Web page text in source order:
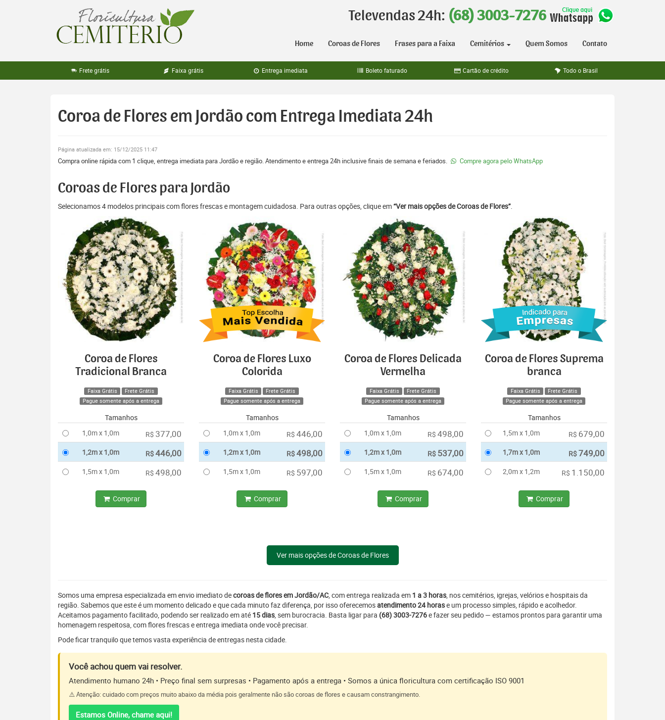
Televendas 24h: (68) 3003-7276
Home Coroas de Flores Frases para a Faixa Cemitérios Quem Somos Contato
Frete grátis Faixa grátis Entrega imediata Boleto faturado Cartão de crédito Todo o Brasil
Coroa de Flores em Jordão com Entrega Imediata 24h
Página atualizada em: 15/12/2025 11:47
Compra online rápida com 1 clique, entrega imediata para Jordão e região. Atendimento e entrega 24h inclusive finais de semana e feriados. Compre agora pelo WhatsApp
Coroas de Flores para Jordão
Selecionamos 4 modelos principais com flores frescas e montagem cuidadosa. Para outras opções, clique em“Ver mais opções de Coroas de Flores”.
Coroa de Flores
Tradicional Branca
Faixa Grátis
Frete Grátis
Pague somente após a entrega
Tamanhos
1,0m x 1,0m
R$ 377,00
1,2m x 1,0m R$446,00
1,5m x 1,0m R$ 498,00
Comprar
Coroa de Flores Luxo
Colorida
Faixa Grátis
Frete Grátis
Pague somente após a entrega
Tamanhos
1,0m x 1,0m
R$ 446,00
1,2m x 1,0m R$498,00
1,5m x 1,0m R$ 597,00
Comprar
Coroa de Flores Delicada
Vermelha
Faixa Grátis
Frete Grátis
Pague somente após a entrega
Tamanhos
1,0m x 1,0m
R$ 498,00
1,2m x 1,0m R$ 537,00
1,5m x 1,0m R$ 674,00
Comprar
Coroa de Flores Suprema
branca
Faixa Grátis
Frete Grátis
Pague somente após a entrega
Tamanhos
1,5m x 1,0m
R$ 679,00
1,7m x 1,0m R$749,00
2,0m x 1,2m R$ 1.150,00
Comprar
Ver mais opções de Coroas de Flores
Somos uma empresa especializada em envio imediato decoroas de flores em Jordão/AC, com entrega realizada em 1 a 3 horas, nos cemitérios, igrejas, velórios e hospitais da
região. Sabemos que este é um momento delicado e que cada minuto faz diferença, por isso oferecemosatendimento 24 horase um processo simples, rápido e acolhedor.
Aceitamos pagamento facilitado, podendo ser realizado em até 15 dias, sem burocracia. Basta ligar para (68) 3003-7276e fazer seu pedido — estamos prontos para garantir uma
homenagem respeitosa, com flores frescas e entrega imediata onde você precisar.
Pode ficar tranquilo que temos vasta experiência de entregas nesta cidade.
Você achou quem vai resolver.
Atendimento humano 24h • Preço final sem surpresas • Pagamento após a entrega • Somos a única floricultura com certificação ISO 9001
⚠️ Atenção: cuidado com preços muito abaixo da média pois geralmente não são coroas de flores e causam constrangimento.
Estamos Online, chame aqui!